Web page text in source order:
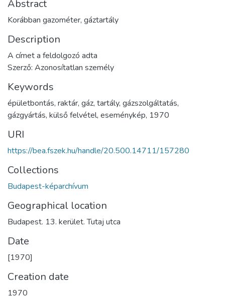
Abstract
Korábban gazométer, gáztartály
Description
A címet a feldolgozó adta
Szerző: Azonosítatlan személy
Keywords
épületbontás, raktár, gáz, tartály, gázszolgáltatás,
gázgyártás, külső felvétel, eseménykép, 1970
URI
https://bea.fszek.hu/handle/20.500.14711/157280
Collections
Budapest-képarchívum
Geographical location
Budapest. 13. kerület. Tutaj utca
Date
[1970]
Creation date
1970